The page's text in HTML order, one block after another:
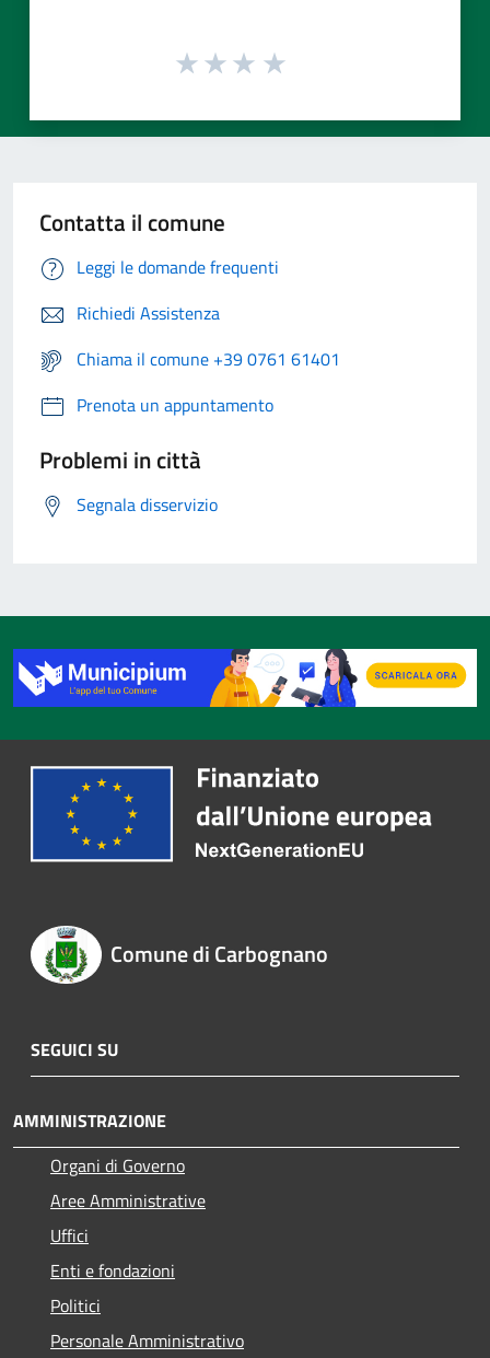
Contatta il comune
Leggi le domande frequenti
Richiedi Assistenza
Chiama il comune +39 0761 61401
Prenota un appuntamento
Problemi in città
Segnala disservizio
Comune di Carbognano
SEGUICI SU
AMMINISTRAZIONE
Organi di Governo
Aree Amministrative
Uffici
Enti e fondazioni
Politici
Personale Amministrativo